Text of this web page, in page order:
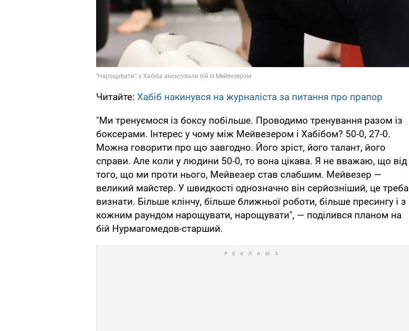
Читайте: Хабіб накинувся на журналіста за питання про прапор
"Ми тренуємося із боксу побільше. Проводимо тренування разом із
боксерами. Інтерес у чому між Мейвезером і Хабібом? 50-0, 27-0.
Можна говорити про що завгодно. Його зріст, його талант, його
справи. Але коли у людини 50-0, то вона цікава. Я не вважаю, що від
того, що ми проти нього, Мейвезер став слабшим. Мейвезер —
великий майстер. У швидкості однозначно він серйозніший, це треба
визнати. Більше клінчу, більше ближньої роботи, більше пресингу і з
кожним раундом нарощувати, нарощувати", — поділився планом на
бій Нурмагомедов-старший.